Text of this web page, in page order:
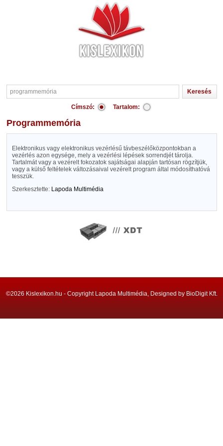
Címszó: Tartalom:
programmemória
Elektronikus vagy elektronikus vezérlésű távbeszélőközpontokban a
vezérlés azon egysége, mely a vezérlési lépések sorrendjét tárolja.
Tartalmát vagy a vezérelt fokozatok sajátságai alapján tartósan rögzítjük,
vagy a külső feltételek változásaival vezérelt program által módosíthatóvá
tesszük.
Szerkesztette: Lapoda Multimédia
©2026 Kislexikon.hu - Copyright Lapoda Multimédia, Designed by BioDigit Kft.